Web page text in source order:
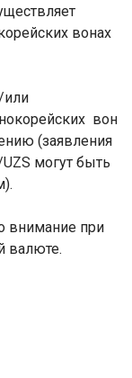
вонах
или
вон
(заявления
UZS могут быть
внимание при
валюте.